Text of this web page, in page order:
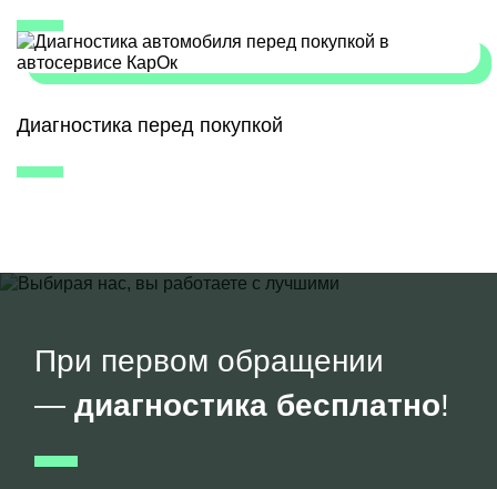
Диагностика перед покупкой
При первом обращении
— диагностика бесплатно!